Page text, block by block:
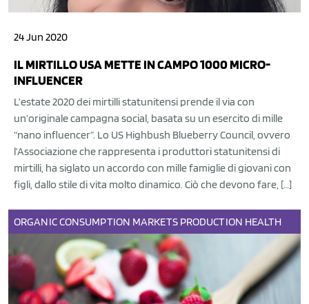
24 Jun 2020
IL MIRTILLO USA METTE IN CAMPO 1000 MICRO-
INFLUENCER
L’estate 2020 dei mirtilli statunitensi prende il via con
un’originale campagna social, basata su un esercito di mille
“nano influencer”. Lo US Highbush Blueberry Council, ovvero
l’Associazione che rappresenta i produttori statunitensi di
mirtilli, ha siglato un accordo con mille famiglie di giovani con
figli, dallo stile di vita molto dinamico. Ciò che devono fare, […]
ORGANICCONSUMPTION MARKETS PRODUCTION HEALTH